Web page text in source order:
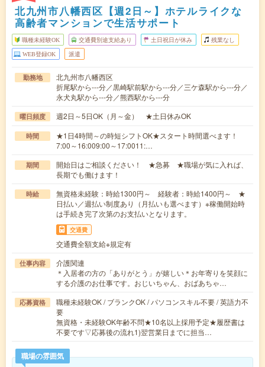
北九州市八幡西区【週2日～】ホテルライクな
高齢者マンションで生活サポート
職種未経験OK 交通費別途支給あり 土日祝日が休み 残業なし
WEB登録OK 派遣
勤務地
北九州市八幡西区
折尾駅から---分／黒崎駅前駅から---分／三ケ森駅から---分／
永犬丸駅から---分／熊西駅から---分
曜日頻度 週2日～5日OK（月～金） ★土日休みOK
時間
★1日4時間～の時短シフトOK★スタート時間選べます！
7:00～16:009:00～17:0011:…
期間
開始日はご相談ください！ ★急募 ★職場が気に入れば、
長期でも働けます！
時給
無資格未経験：時給1300円～ 経験者：時給1400円～ ★
日払い／週払い制度あり（月払いも選べます）※稼働開始時
は手続き完了次第のお支払いとなります。
交通費
交通費全額支給※規定有
仕事内容
介護関連
＊入居者の方の「ありがとう」が嬉しい＊お年寄りを笑顔に
する介護のお仕事です。おじいちゃん、おばあちゃ…
応募資格
職種未経験OK / ブランクOK / パソコンスキル不要 / 英語力不
要
無資格・未経験OK年齢不問★10名以上採用予定★履歴書は
不要です▽応募後の流れ1)翌営業日までに担当…
職場の雰囲気